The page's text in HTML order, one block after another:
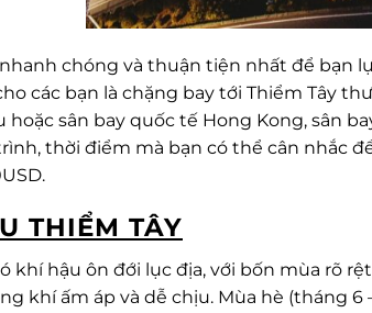
chóng và thuận tiện nhất để bạn
các bạn là chặng bay tới Thiểm Tây
hoặc sân bay quốc tế Hong Kong, sân
thời điểm mà bạn có thể cân nhắc
THIỂM TÂY
khí hậu ôn đới lục địa, với bốn mùa rõ
khí ấm áp và dễ chịu. Mùa hè (tháng